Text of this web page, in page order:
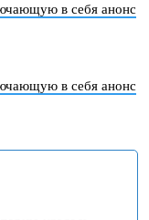
в себя анонс
в себя анонс